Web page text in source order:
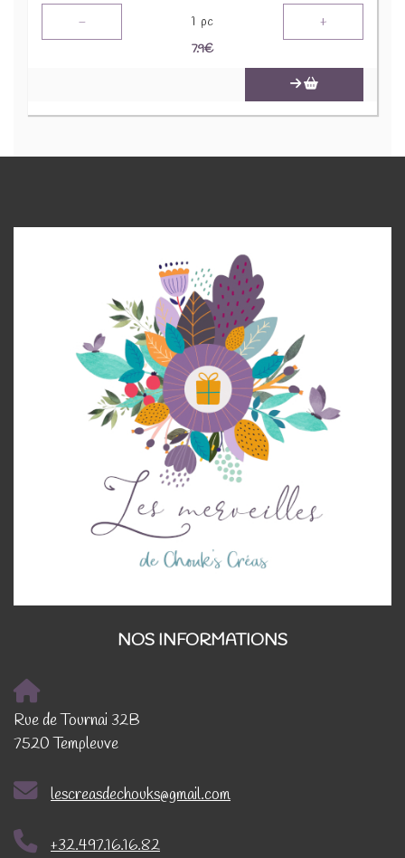
- 1 pc +
7.9€
NOS INFORMATIONS
Rue de Tournai 32B
7520 Templeuve
lescreasdechouks@gmail.com
+32.497.16.16.82